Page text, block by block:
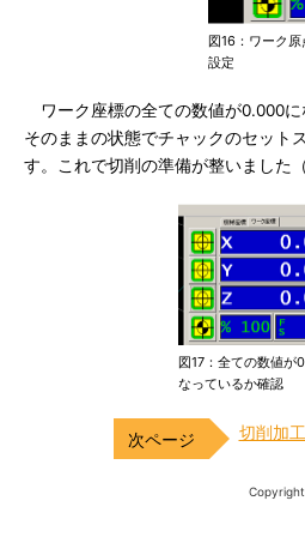
図16：ワーク原
設定
ワーク座標の全ての数値が0.000に
そのままの状態でチャックのセット
す。これで切削の準備が整いました（
図17：全ての数値が
なっているか確認
切削加